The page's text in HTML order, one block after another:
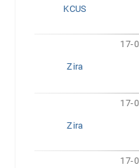
KCUS
17-
Zira
17-
Zira
17-